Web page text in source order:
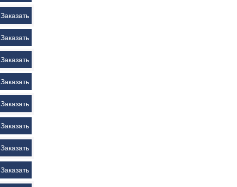
Заказать
Заказать
Заказать
Заказать
Заказать
Заказать
Заказать
Заказать